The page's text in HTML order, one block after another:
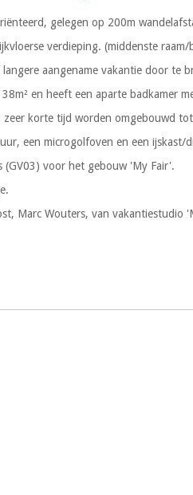
gelegen op 200m
verdieping. (middenste
aangename vakantie door te
en heeft een aparte badkamer
korte tijd worden omgebouwd
een microgolfoven en een
(GV03) voor het gebouw 'My Fair'.
Marc Wouters, van vakantiestudio